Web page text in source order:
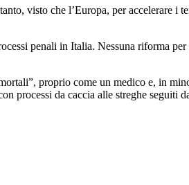
visto che l’Europa, per accelerare
penali in Italia. Nessuna riforma
proprio come un medico e, in
processi da caccia alle streghe